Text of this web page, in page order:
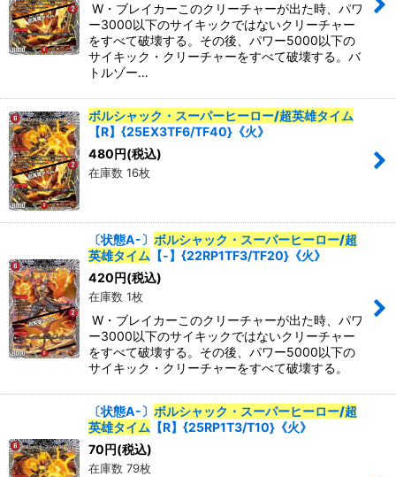
W・ブレイカーこのクリーチャーが出た時、パワ
ー3000以下のサイキックではないクリーチャー
をすべて破壊する。その後、パワー5000以下の
サイキック・クリーチャーをすべて破壊する。バ
トルゾー…
ボルシャック・スーパーヒーロー/超英雄タイム
【R】{25EX3TF6/TF40}《火》
480 円(税込)
在庫数 16枚
〔状態A-〕 ボルシャック・スーパーヒーロー/超
英雄タイム 【-】{22RP1TF3/TF20}《火》
420 円(税込)
在庫数 1枚
W・ブレイカーこのクリーチャーが出た時、パワ
ー3000以下のサイキックではないクリーチャー
をすべて破壊する。その後、パワー5000以下の
サイキック・クリーチャーをすべて破壊する。
〔状態A-〕 ボルシャック・スーパーヒーロー/超
英雄タイム 【R】{25RP1T3/T10}《火》
70 円(税込)
在庫数 79枚